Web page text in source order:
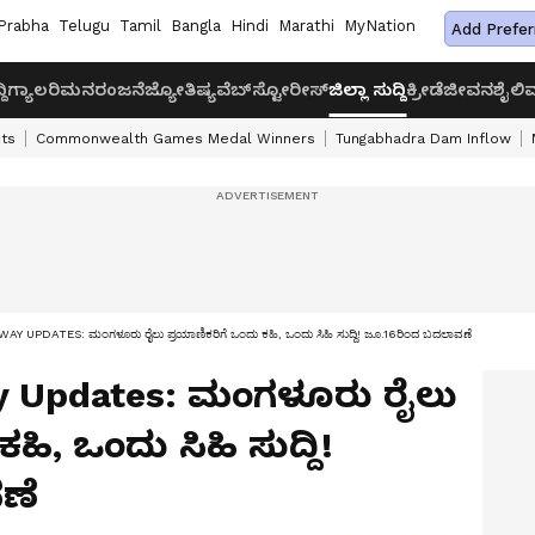
Telugu Tamil Bangla Hindi Marathi MyNation Add
ಗ್ಯಾಲರಿಮನರಂಜನೆಜ್ಯೋತಿಷ್ಯವೆಬ್‌ಸ್ಟೋರೀಸ್ಜಿಲ್ಲಾ ಸುದ್ದಿಕ್ರೀಡೆಜೀವನಶೈಲಿ
Commonwealth Games Medal Winners Tungabhadra Dam Inflow
UPDATES: ಮಂಗಳೂರು ರೈಲು ಪ್ರಯಾಣಿಕರಿಗೆ ಒಂದು ಕಹಿ, ಒಂದು ಸಿಹಿ ಸುದ್ದಿ! ಜೂ.16ರಿಂದ ಬದಲಾವಣೆ
Updates: ಮಂಗಳೂರು ರೈಲು
ಒಂದು ಸಿಹಿ ಸುದ್ದಿ!